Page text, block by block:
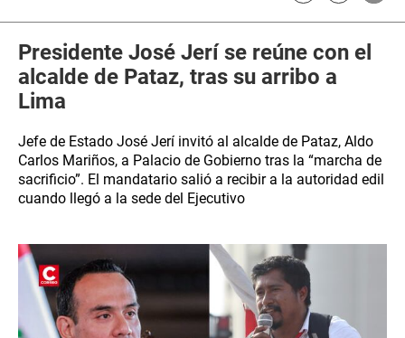
Presidente José Jerí se reúne con el
alcalde de Pataz, tras su arribo a
Lima
Jefe de Estado José Jerí invitó al alcalde de Pataz, Aldo
Carlos Mariños, a Palacio de Gobierno tras la “marcha de
sacrificio”. El mandatario salió a recibir a la autoridad edil
cuando llegó a la sede del Ejecutivo